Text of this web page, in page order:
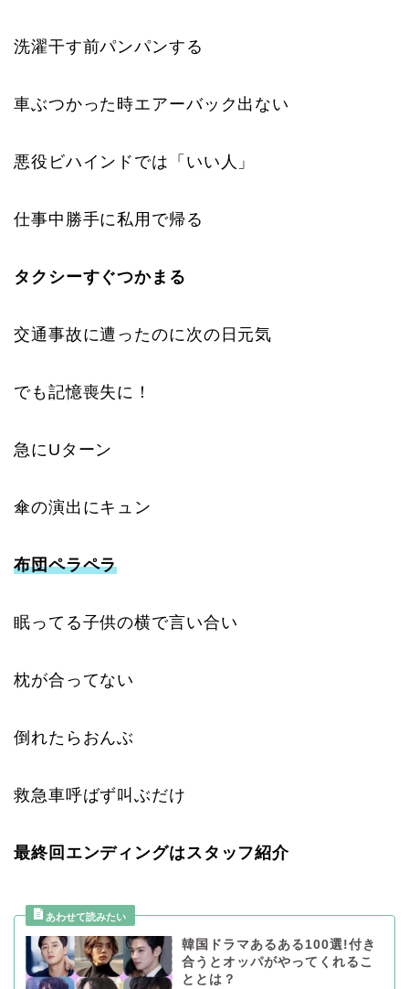
洗濯干す前パンパンする
車ぶつかった時エアーバック出ない
悪役ビハインドでは「いい人」
仕事中勝手に私用で帰る
タクシーすぐつかまる
交通事故に遭ったのに次の日元気
でも記憶喪失に！
急にUターン
傘の演出にキュン
布団ペラペラ
眠ってる子供の横で言い合い
枕が合ってない
倒れたらおんぶ
救急車呼ばず叫ぶだけ
最終回エンディングはスタッフ紹介
韓国ドラマあるある100選!付き
合うとオッパがやってくれるこ
ととは？